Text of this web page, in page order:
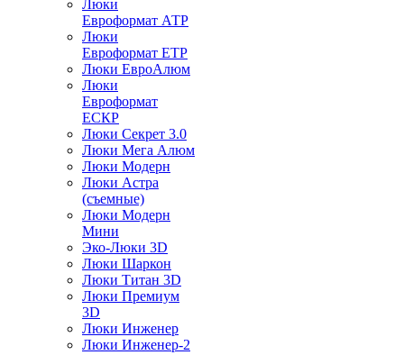
Люки
Евроформат АТР
Люки
Евроформат ЕТР
Люки ЕвроАлюм
Люки
Евроформат
ЕСКР
Люки Секрет 3.0
Люки Мега Алюм
Люки Модерн
Люки Астра
(съемные)
Люки Модерн
Мини
Эко-Люки 3D
Люки Шаркон
Люки Титан 3D
Люки Премиум
3D
Люки Инженер
Люки Инженер-2